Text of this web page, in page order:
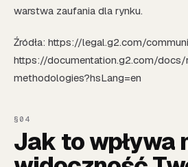
warstwa zaufania dla rynku.
Źródła: https://legal.g2.com/
https://documentation.g2.com/docs/
methodologies?hsLang=en
Jak to wpływa